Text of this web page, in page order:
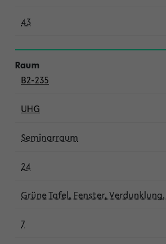
43
B2-235
UHG
Seminarraum
24
Grüne Tafel, Fenster,
7